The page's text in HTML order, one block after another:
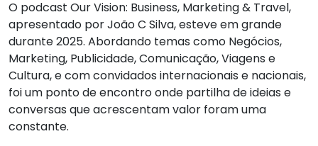
O podcast Our Vision: Business, Marketing & Travel,
apresentado por João C Silva, esteve em grande
durante 2025. Abordando temas como Negócios,
Marketing, Publicidade, Comunicação, Viagens e
Cultura, e com convidados internacionais e nacionais,
foi um ponto de encontro onde partilha de ideias e
conversas que acrescentam valor foram uma
constante.